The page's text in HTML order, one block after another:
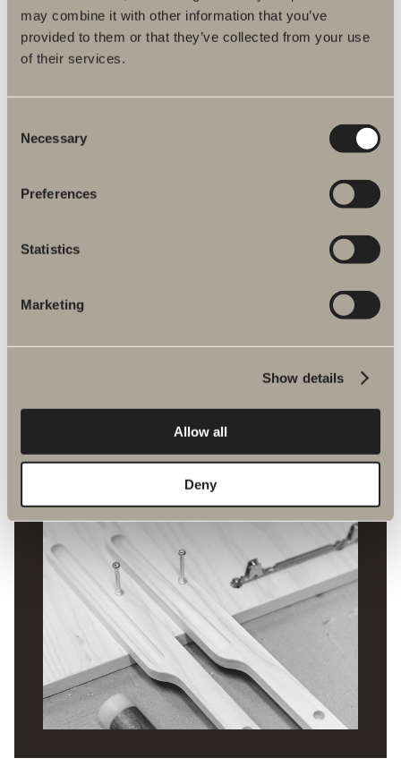
may combine it with other information that you’ve
provided to them or that they’ve collected from your use
of their services.
Selection
Necessary
Preferences
Statistics
Marketing
Show details
Allow all
Deny
Vi på Svedbergs har hållit på med
hållbarhetsarbete länge, riktigt länge då det börjar
närma sig hundra år. Läs mer om vårat miljö- och
hållbarhetsarbete